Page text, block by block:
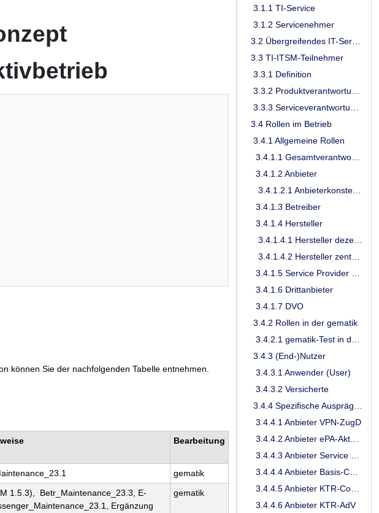
3.1.1 TI-Service
3.1.2 Servicenehmer
3.3 TI-ITSM-Teilnehmer
3.3.1 Definition
3.4 Rollen im Betrieb
3.4.1 Allgemeine Rollen
3.4.1.2 Anbieter
3.4.1.3 Betreiber
3.4.1.4 Hersteller
3.4.1.6 Drittanbieter
3.4.1.7 DVO
3.4.2 Rollen in der gematik
3.4.3 (End-)Nutzer
3.4.3.1 Anwender (User)
3.4.3.2 Versicherte
3.4.4.1 Anbieter VPN-ZugD
3.4.4.6 Anbieter KTR-AdV
können Sie der nachfolgenden Tabelle entnehmen.
Bearbeitung
gematik
1.5.3), Betr_Maintenance_23.3, E-
Ergänzung
gematik